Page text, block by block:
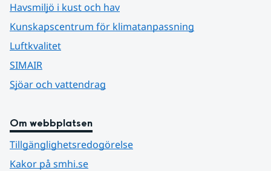
Havsmiljö i kust och hav
Kunskapscentrum för klimatanpassning
Luftkvalitet
SIMAIR
Sjöar och vattendrag
Om webbplatsen
Tillgänglighetsredogörelse
Kakor på smhi.se